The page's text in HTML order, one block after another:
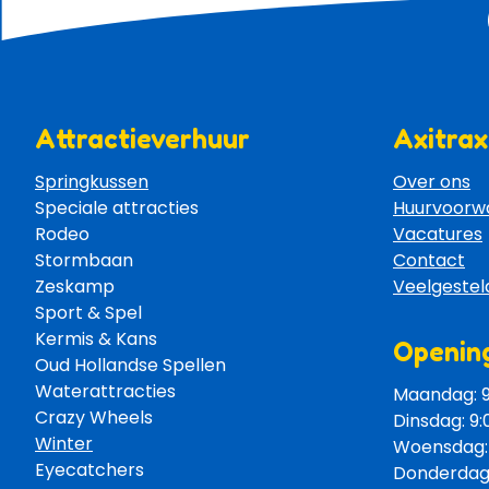
Attractieverhuur
Springkussen
Speciale attracties
Rodeo
Stormbaan
Zeskamp
Sport & Spel
Kermis & Kans
Oud Hollandse Spellen
Waterattracties
Crazy Wheels
Winter
Eyecatchers
Over ons
Vacatures
Contact
Maandag:
Dinsdag: